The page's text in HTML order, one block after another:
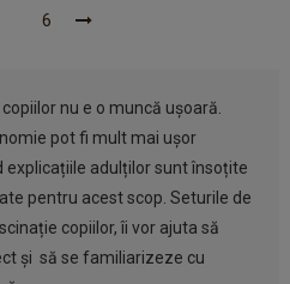
6
nu e o muncă ușoară.
pot fi mult mai ușor
explicațiile adulților sunt însoțite
pentru acest scop. Seturile de
copiilor, îi vor ajuta să
și să se familiarizeze cu